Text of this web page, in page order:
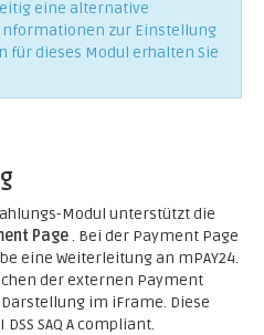
eine alternative
zur Einstellung
für dieses Modul erhalten Sie
Modul unterstützt die
Page. Bei der Payment Page
eine Weiterleitung an mPAY24.
der externen Payment
im iFrame. Diese
SAQ A compliant.